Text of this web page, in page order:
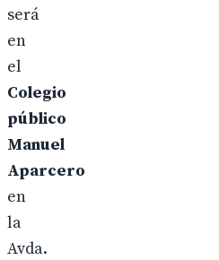
será
en
el
Colegio
público
Manuel
Aparcero
en
la
Avda.